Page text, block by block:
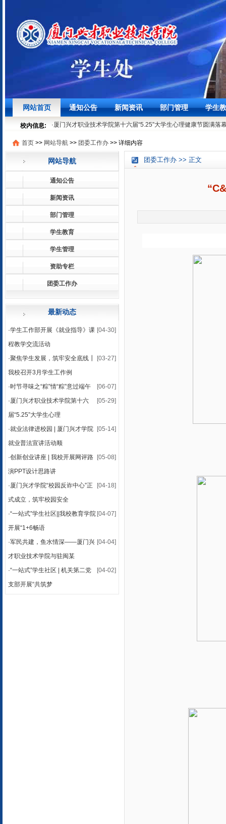
网站首页 通知公告 新闻资讯 部门管理 学生
校内信息:
聚焦学生发展，筑牢安全底线┃我校召开3月学生工作例会03-27
·厦门兴才职业技术学院第十六届“5.25”大学生心理健康节圆满落
·就业法律进校园 | 厦门兴才学院就业普法宣讲活动顺利开展
聚焦学生发展，筑牢安全底线┃我校召开3月学生工作例会
·时节寻味之“粽”情“粽”意过端午06-07
05-29
·就业法律进校园 | 厦门兴才学院就业普法宣讲活动顺利开展
首页 >> 网站导航 >> 团委工作办 >> 详细内容
网站导航
通知公告
新闻资讯
部门管理
学生教育
学生管理
资助专栏
团委工作办
最新动态
[04-30]
·学生工作部开展《就业指导》课
程教学交流活动
[03-27]
·聚焦学生发展，筑牢安全底线┃
我校召开3月学生工作例
[06-07]
·时节寻味之“粽”情“粽”意过端午
[05-29]
·厦门兴才职业技术学院第十六
届“5.25”大学生心理
[05-14]
·就业法律进校园 | 厦门兴才学院
就业普法宣讲活动顺
[05-08]
·创新创业讲座 | 我校开展网评路
演PPT设计思路讲
[04-18]
·厦门兴才学院“校园反诈中心”正
式成立，筑牢校园安全
[04-07]
·“一站式”学生社区||我校教育学院
开展“1+6畅语
[04-04]
·军民共建，鱼水情深——厦门兴
才职业技术学院与驻闽某
[04-02]
·“一站式”学生社区 | 机关第二党
支部开展“共筑梦
团委工作办 >> 正文